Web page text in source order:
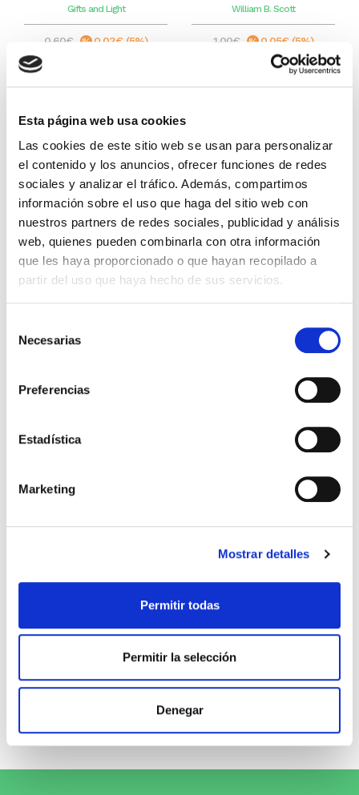
Esta página web usa cookies
Las cookies de este sitio web se usan para personalizar
el contenido y los anuncios, ofrecer funciones de redes
sociales y analizar el tráfico. Además, compartimos
información sobre el uso que haga del sitio web con
nuestros partners de redes sociales, publicidad y análisis
web, quienes pueden combinarla con otra información
que les haya proporcionado o que hayan recopilado a
partir del uso que haya hecho de sus servicios.
Necesarias
Preferencias
Estadística
Marketing
Mostrar detalles
Permitir todas
Permitir la selección
Denegar
Gifts and Light
0,60€ 0,03€ (5%)
William B. Scott
1,00€ 0,05€ (5%)
0,95€
Otros títulos del autor
El diario de Álex 3: ¡Álex,
cámara y acción!
Garrido
9,49€
Gente Común Perdidos y
Opiniones de clientes
0
Escribe tu opinión